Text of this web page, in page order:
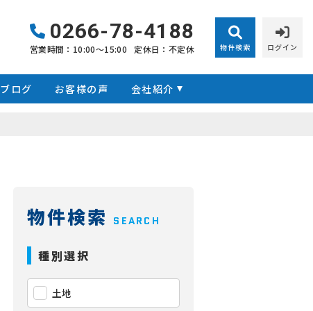
0266-78-4188
営業時間：10:00〜15:00 定休日：不定休 物件検索 ログイン
ブログ お客様の声 会社紹介
物件検索 SEARCH
種別選択
土地